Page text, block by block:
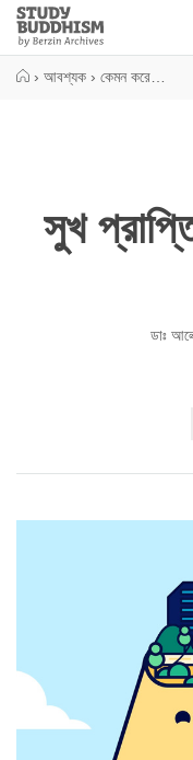
Close
Study
Buddhism
› আবশ্যক › কেমন করে…
সুখ
ডাঃ